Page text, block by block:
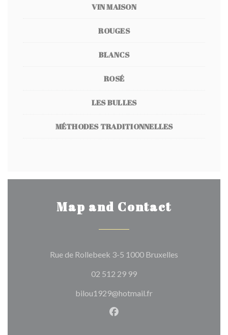
VIN MAISON
ROUGES
BLANCS
ROSÉ
LES BULLES
MÉTHODES TRADITIONNELLES
Map and Contact
Rue de Rollebeek 3-5 1000 Bruxelles
02 512 29 99
bilou1929@hotmail.fr
Facebook ((opens in a new